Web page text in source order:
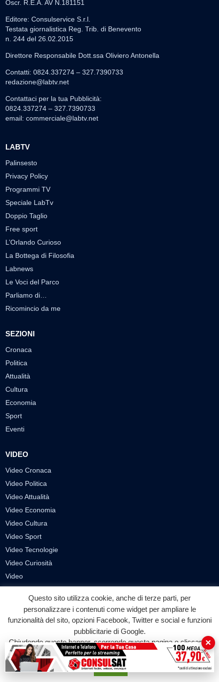
Oscr. R.E.A. AV N.181151
Editore: Consulservice S.r.l.
Testata giornalistica Reg. Trib. di Benevento
n. 244 del 26.02.2015
Direttore Responsabile Dott.ssa Oliviero Antonella
Contatti: 0824.337274 – 327.7390733
redazione@labtv.net
Contattaci per la tua Pubblicità:
0824.337274 – 327.7390733
email: commerciale@labtv.net
LABTV
Palinsesto
Privacy Policy
Programmi TV
Speciale LabTv
Doppio Taglio
Free sport
L’Orlando Curioso
La Bottega di Filosofia
Labnews
Le Voci del Parco
Parliamo di…
Ricomincio da me
SEZIONI
Cronaca
Politica
Attualità
Cultura
Economia
Sport
Eventi
VIDEO
Video Cronaca
Video Politica
Video Attualità
Video Economia
Video Cultura
Video Sport
Video Tecnologie
Video Curiosità
Video
PUBBLICITÀ
Richiesta pubblicazione articoli/banner
SEGUICI SUI SOCIAL
f
Facebook
◎
Instagram YouTube
Questo sito utilizza cookie, anche di terze parti, per
personalizzare i contenuti come widget per ampliare le
funzionalità del sito, opzioni Facebook, Twitter e social e funzioni
pubblicitarie di Google.
Chiudendo questo banner, scorrendo questa pagina o cliccando
su qualunque suo elemento acconsenti all'uso dei cookie.
Accetta
×